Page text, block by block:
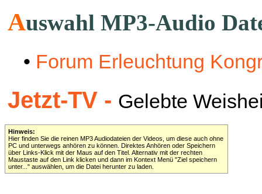
Auswahl MP3-Audio
• Forum Erleuchtung
Jetzt-TV - Gelebte
Hinweis:
Hier finden Sie die reinen MP3 Audiodateien der Videos, um diese auch ohne
PC und unterwegs anhören zu können. Direktes Anhören oder Speichern
über Links-Klick mit der Maus auf den Titel. Alternativ mit der rechten
Maustaste auf den Link klicken und dann im Kontext Menü "Ziel speichern
unter..." auswählen, um die Datei herunter zu laden.